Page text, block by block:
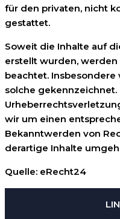
für den privaten, nicht
gestattet.
Soweit die Inhalte auf
erstellt wurden,
beachtet.
solche
wir um einen
Bekanntwerden von
derartige Inhalte
Quelle: eRecht24